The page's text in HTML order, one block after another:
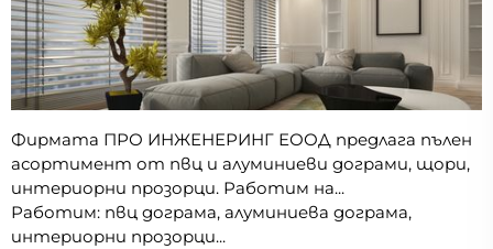
Фирмата ПРО ИНЖЕНЕРИНГ ЕООД предлага пълен
асортимент от пвц и алуминиеви дограми, щори,
интериорни прозорци. Работим на...
Работим: пвц дограма, алуминиева дограма,
интериорни прозорци...